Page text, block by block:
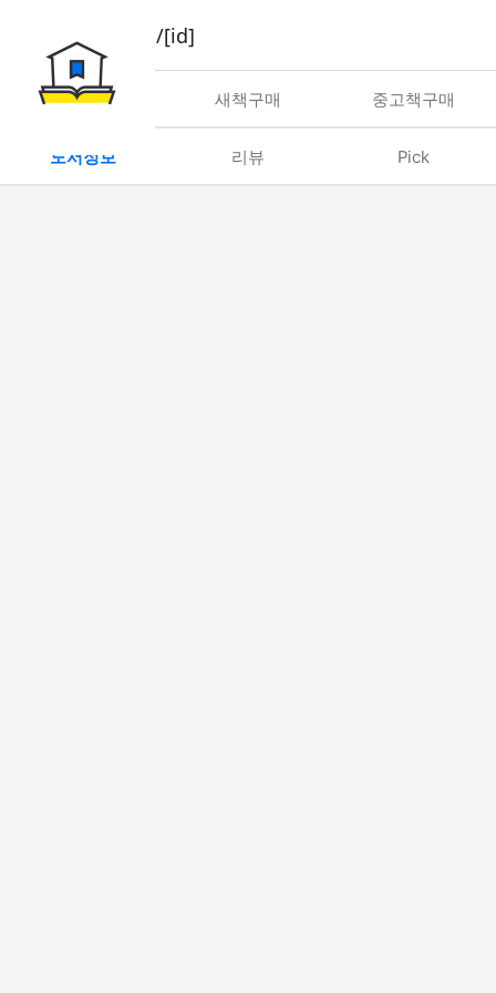
book/rent/[id]
대여 새책구매 중고책구매
도서정보 리뷰 Pick